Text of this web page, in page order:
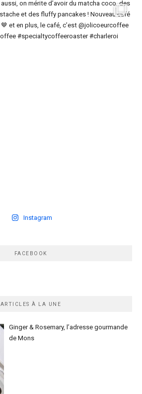
Instagram
FACEBOOK
ARTICLES À LA UNE
Ginger & Rosemary, l’adresse gourmande
de Mons